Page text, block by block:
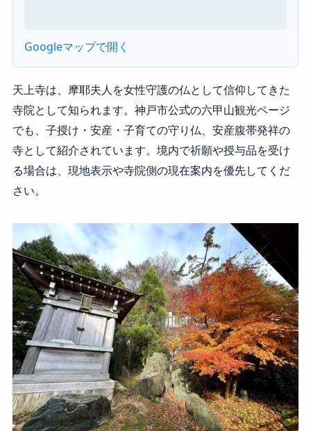
Googleマップで開く
天上寺は、摩耶夫人を女性守護の仏として信仰してきた
寺院として知られます。神戸市公式の六甲山観光ページ
でも、子授け・安産・子育ての守り仏、安産腹帯発祥の
寺として紹介されています。境内で祈願や授与品を受け
る場合は、現地表示や寺院側の現在案内を優先してくだ
さい。